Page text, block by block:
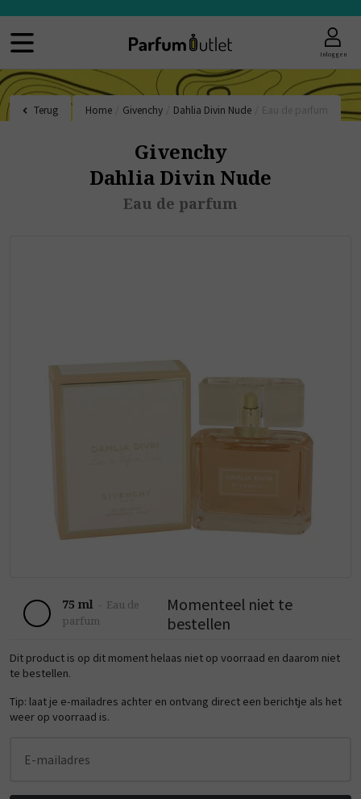
Inloggen
Terug Home Givenchy Dahlia Divin Nude
Givenchy
Dahlia Divin Nude
Eau de parfum
75 ml - Eau de
parfum
Momenteel niet te
bestellen
Dit product is op dit moment helaas niet op voorraad en daarom niet
te bestellen.
Tip: laat je e-mailadres achter en ontvang direct een berichtje als het
weer op voorraad is.
E-mailadres